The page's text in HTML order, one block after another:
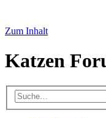
Zum Inhalt
Katzen